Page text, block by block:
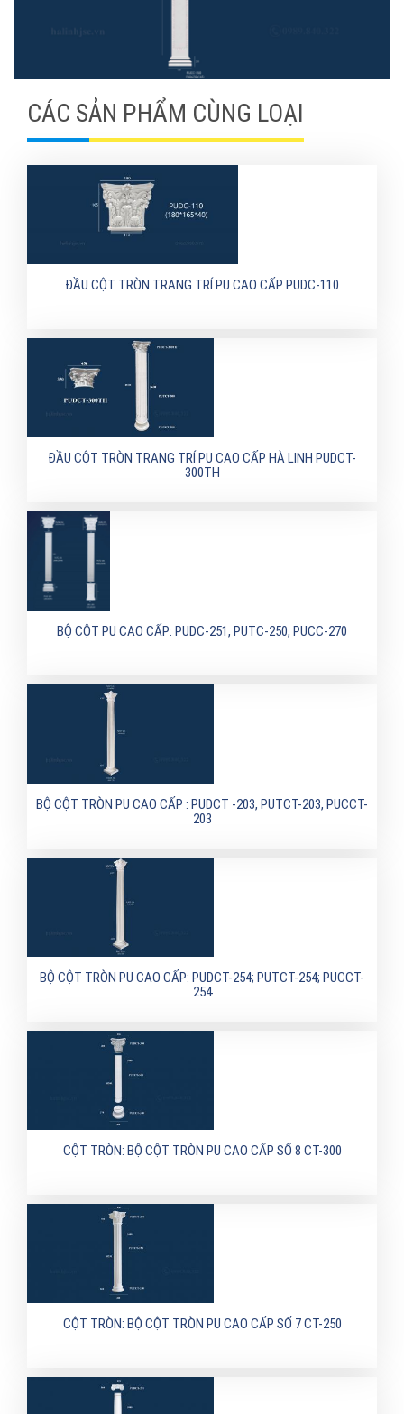
CÁC SẢN PHẨM CÙNG LOẠI
ĐẦU CỘT TRÒN TRANG TRÍ PU CAO CẤP PUDC-110
ĐẦU CỘT TRÒN TRANG TRÍ PU CAO CẤP HÀ LINH PUDCT-
300TH
BỘ CỘT PU CAO CẤP: PUDC-251, PUTC-250, PUCC-270
BỘ CỘT TRÒN PU CAO CẤP : PUDCT -203, PUTCT-203, PUCCT-
203
BỘ CỘT TRÒN PU CAO CẤP: PUDCT-254; PUTCT-254; PUCCT-
254
CỘT TRÒN: BỘ CỘT TRÒN PU CAO CẤP SỐ 8 CT-300
CỘT TRÒN: BỘ CỘT TRÒN PU CAO CẤP SỐ 7 CT-250